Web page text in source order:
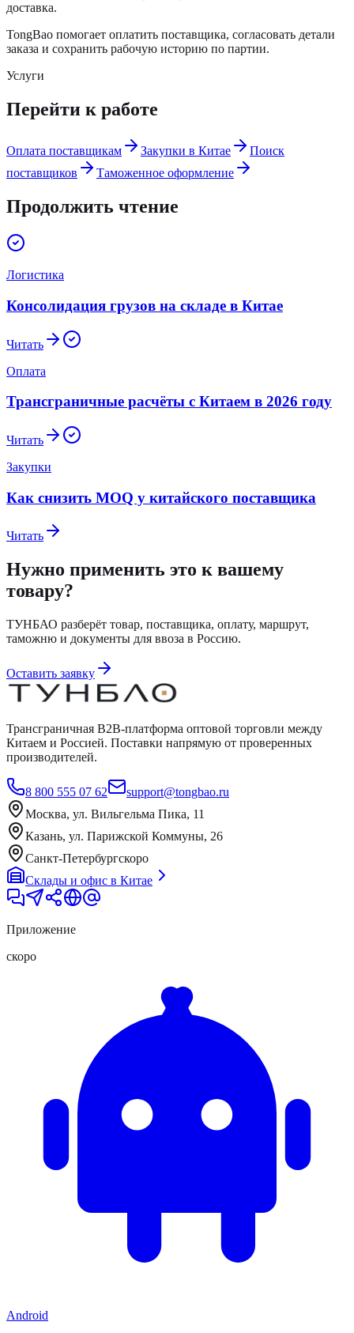
доставка.
TongBao помогает оплатить поставщика, согласовать детали
заказа и сохранить рабочую историю по партии.
Услуги
Перейти к работе
Оплата поставщикам Закупки в Китае
Поиск
поставщиков
Таможенное оформление
Продолжить чтение
Логистика
Консолидация грузов на складе в Китае
Читать
Оплата
Трансграничные расчёты с Китаем в 2026 году
Читать
Закупки
Как снизить MOQ у китайского поставщика
Читать
Нужно применить это к вашему
товару?
ТУНБАО разберёт товар, поставщика, оплату, маршрут,
таможню и документы для ввоза в Россию.
Оставить заявку
Трансграничная B2B-платформа оптовой торговли между
Китаем и Россией. Поставки напрямую от проверенных
производителей.
8 800 555 07 62
support@tongbao.ru
Москва, ул. Вильгельма Пика, 11
Казань, ул. Парижской Коммуны, 26
Санкт-Петербургскоро
Склады и офис в Китае
Приложение
скоро
Android